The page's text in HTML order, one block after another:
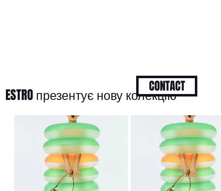
ESTRO презентує нову колекцію
CONTACT